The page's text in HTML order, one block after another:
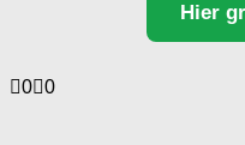
Hier
Anklicken
0 Anklicken
0